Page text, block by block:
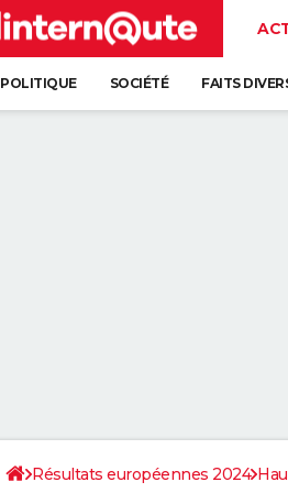
POLITIQUE SOCIÉTÉ FAITS
Résultats européennes 2024